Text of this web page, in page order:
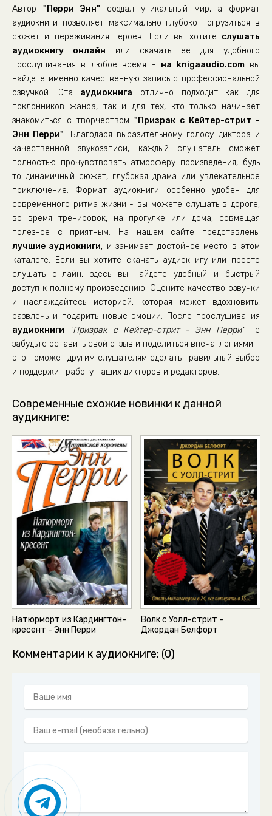
09_02_Prizrak_s_Keyter-strit
10_01_Prizrak_s_Keyter-strit
10_02_Prizrak_s_Keyter-strit
10_03_Prizrak_s_Keyter-strit
11_01_Prizrak_s_Keyter-strit
11_02_Prizrak_s_Keyter-strit
11_03_Prizrak_s_Keyter-strit
12_01_Prizrak_s_Keyter-strit
12_02_Prizrak_s_Keyter-strit
13_01_Prizrak_s_Keyter-strit
13_02_Prizrak_s_Keyter-strit
Автор "Перри Энн" создал уникальный мир, а формат
аудиокниги позволяет максимально глубоко погрузиться в
сюжет и переживания героев. Если вы хотите слушать
аудиокнигу онлайн или скачать её для удобного
прослушивания в любое время - на knigaaudio.comвы
найдете именно качественную запись с профессиональной
озвучкой. Эта аудиокнига отлично подходит как для
поклонников жанра, так и для тех, кто только начинает
знакомиться с творчеством "Призрак с Кейтер-стрит -
Энн Перри". Благодаря выразительному голосу диктора и
качественной звукозаписи, каждый слушатель сможет
полностью прочувствовать атмосферу произведения, будь
то динамичный сюжет, глубокая драма или увлекательное
приключение. Формат аудиокниги особенно удобен для
современного ритма жизни - вы можете слушать в дороге,
во время тренировок, на прогулке или дома, совмещая
полезное с приятным. На нашем сайте представлены
лучшие аудиокниги, и занимает достойное место в этом
каталоге. Если вы хотите скачать аудиокнигу или просто
слушать онлайн, здесь вы найдете удобный и быстрый
доступ к полному произведению. Оцените качество озвучки
и наслаждайтесь историей, которая может вдохновить,
развлечь и подарить новые эмоции. После прослушивания
аудиокниги
"Призрак с Кейтер-стрит - Энн Перри"не
забудьте оставить свой отзыв и поделиться впечатлениями -
это поможет другим слушателям сделать правильный выбор
и поддержит работу наших дикторов и редакторов.
Современные схожие новинки к данной
аудикниге:
Натюрморт из Кардингтон-
кресент - Энн Перри
Волк с Уолл-стрит -
Джордан Белфорт
Комментарии к аудиокниге: (0)